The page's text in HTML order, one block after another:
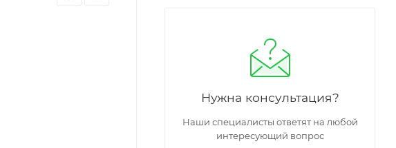
Нужна консультация?
Наши специалисты ответят на любой
интересующий вопрос